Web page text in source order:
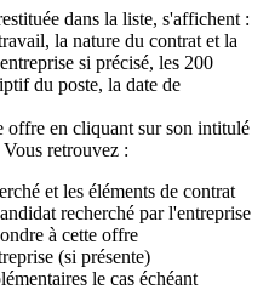
dans la liste, s'affichent :
la nature du contrat et la
si précisé, les 200
du poste, la date de
offre en cliquant sur son intitulé
retrouvez :
et les éléments de contrat
recherché par l'entreprise
à cette offre
(si présente)
le cas échéant